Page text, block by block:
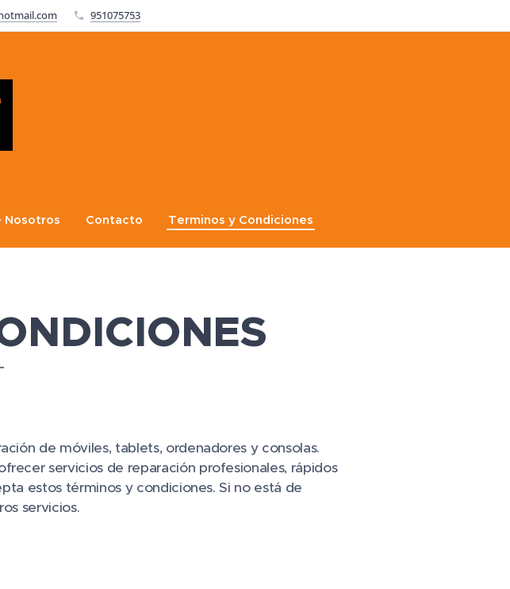
951075753
Nosotros Contacto Terminos y Condiciones
de móviles, tablets, ordenadores y consolas.
servicios de reparación profesionales, rápidos
estos términos y condiciones. Si no está de
servicios.